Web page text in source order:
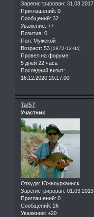
Зарегистрирован: 31.08.2017
Приглашений: 0
Сообщений: 32
Уважение: +7
Позитив: 0
Пол: Мужской
Возраст: 53 [1972-12-04]
Провел на форуме:
5 дней 22 часа
Последний визит:
16.12.2020 20:17:00
Tal57
Участник
Откуда: Южноуркаинск
Зарегистрирован: 01.03.2013
Приглашений: 0
Сообщений: 26
Уважение: +20